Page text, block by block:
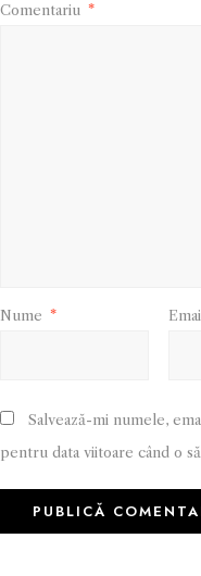
Comentariu *
Nume *
Salvează-mi numele,
pentru data viitoare când o